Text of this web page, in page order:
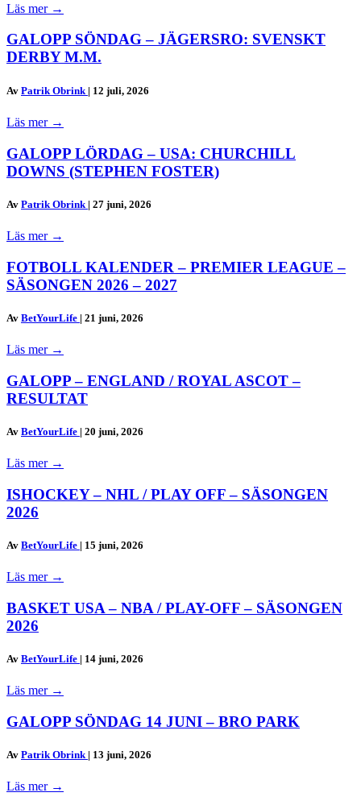
Läs mer →
GALOPP SÖNDAG – JÄGERSRO: SVENSKT
DERBY M.M.
Av Patrik Obrink | 12 juli, 2026
Läs mer →
GALOPP LÖRDAG – USA: CHURCHILL
DOWNS (STEPHEN FOSTER)
Av Patrik Obrink | 27 juni, 2026
Läs mer →
FOTBOLL KALENDER – PREMIER LEAGUE –
SÄSONGEN 2026 – 2027
Av BetYourLife | 21 juni, 2026
Läs mer →
GALOPP – ENGLAND / ROYAL ASCOT –
RESULTAT
Av BetYourLife | 20 juni, 2026
Läs mer →
ISHOCKEY – NHL / PLAY OFF – SÄSONGEN
2026
Av BetYourLife | 15 juni, 2026
Läs mer →
BASKET USA – NBA / PLAY-OFF – SÄSONGEN
2026
Av BetYourLife | 14 juni, 2026
Läs mer →
GALOPP SÖNDAG 14 JUNI – BRO PARK
Av Patrik Obrink | 13 juni, 2026
Läs mer →